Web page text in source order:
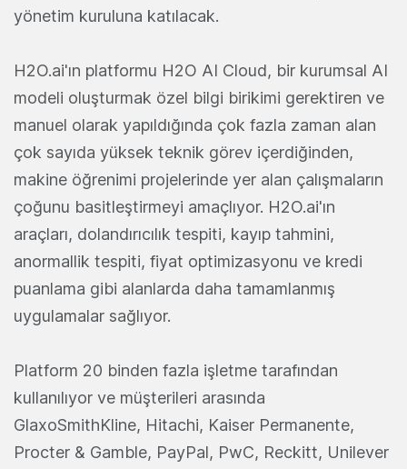
yönetim kuruluna katılacak.
H2O.ai'ın platformu H2O AI Cloud, bir kurumsal AI
modeli oluşturmak özel bilgi birikimi gerektiren ve
manuel olarak yapıldığında çok fazla zaman alan
çok sayıda yüksek teknik görev içerdiğinden,
makine öğrenimi projelerinde yer alan çalışmaların
çoğunu basitleştirmeyi amaçlıyor. H2O.ai'ın
araçları, dolandırıcılık tespiti, kayıp tahmini,
anormallik tespiti, fiyat optimizasyonu ve kredi
puanlama gibi alanlarda daha tamamlanmış
uygulamalar sağlıyor.
Platform 20 binden fazla işletme tarafından
kullanılıyor ve müşterileri arasında
GlaxoSmithKline, Hitachi, Kaiser Permanente,
Procter & Gamble, PayPal, PwC, Reckitt, Unilever